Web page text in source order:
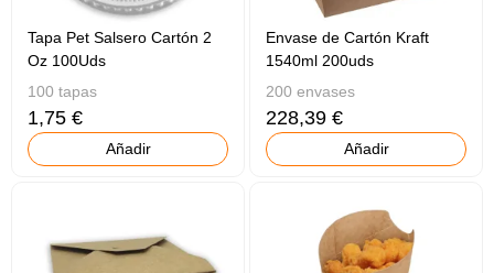
Tapa Pet Salsero Cartón 2
Oz 100Uds
100 tapas
1,75 €
Añadir
Envase de Cartón Kraft
1540ml 200uds
200 envases
228,39 €
Añadir